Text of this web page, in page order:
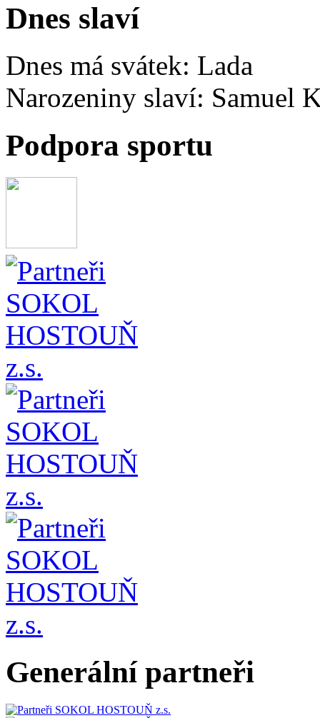
Dnes slaví
Dnes má svátek: Lada
Narozeniny slaví: Samuel
Podpora sportu
Generální partneři